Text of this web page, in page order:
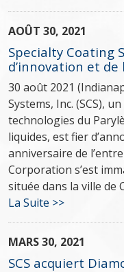
AOÛT 30, 2021
Specialty Coating
d’innovation et de
30 août 2021
Systems, Inc. (SCS),
technologies du
liquides, est fier
anniversaire de
Corporation s’est
située dans la ville de
La Suite >>
MARS 30, 2021
SCS acquiert